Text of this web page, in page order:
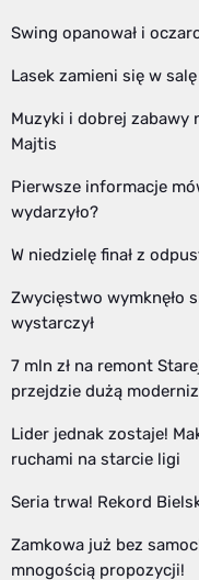
Swing opanował i
Lasek zamieni się w
Muzyki i dobrej zabawy
Majtis
Pierwsze informacje
wydarzyło?
W niedzielę finał z
Zwycięstwo wymknęło
wystarczył
7 mln zł na remont
przejdzie dużą
Lider jednak zostaje!
ruchami na starcie ligi
Seria trwa! Rekord
Zamkowa już bez
mnogością propozycji!